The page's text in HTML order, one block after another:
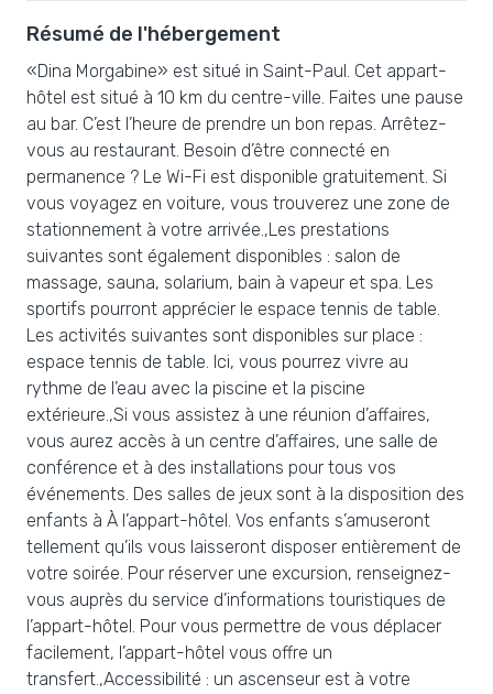
Résumé de l'hébergement
«Dina Morgabine» est situé in Saint-Paul. Cet appart-
hôtel est situé à 10 km du centre-ville. Faites une pause
au bar. C’est l’heure de prendre un bon repas. Arrêtez-
vous au restaurant. Besoin d’être connecté en
permanence ? Le Wi-Fi est disponible gratuitement. Si
vous voyagez en voiture, vous trouverez une zone de
stationnement à votre arrivée.,Les prestations
suivantes sont également disponibles : salon de
massage, sauna, solarium, bain à vapeur et spa. Les
sportifs pourront apprécier le espace tennis de table.
Les activités suivantes sont disponibles sur place :
espace tennis de table. Ici, vous pourrez vivre au
rythme de l’eau avec la piscine et la piscine
extérieure.,Si vous assistez à une réunion d’affaires,
vous aurez accès à un centre d’affaires, une salle de
conférence et à des installations pour tous vos
événements. Des salles de jeux sont à la disposition des
enfants à À l’appart-hôtel. Vos enfants s’amuseront
tellement qu’ils vous laisseront disposer entièrement de
votre soirée. Pour réserver une excursion, renseignez-
vous auprès du service d’informations touristiques de
l’appart-hôtel. Pour vous permettre de vous déplacer
facilement, l’appart-hôtel vous offre un
transfert.,Accessibilité : un ascenseur est à votre